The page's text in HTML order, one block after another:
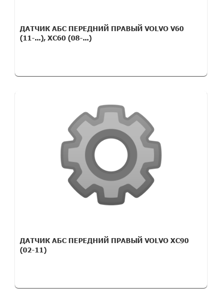
ДАТЧИК АБС ПЕРЕДНИЙ ПРАВЫЙ VOLVO V60
(11-...), XC60 (08-...)
ДАТЧИК АБС ПЕРЕДНИЙ ПРАВЫЙ VOLVO XC90
(02-11)